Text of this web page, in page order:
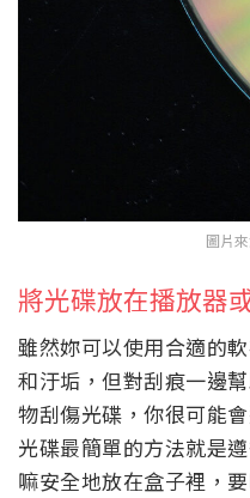
圖片
將光碟放在播放器
雖然妳可以使用合適的
和汙垢，但對刮痕一邊
物刮傷光碟，你很可能
光碟最簡單的方法就是
嘛安全地放在盒子裡，